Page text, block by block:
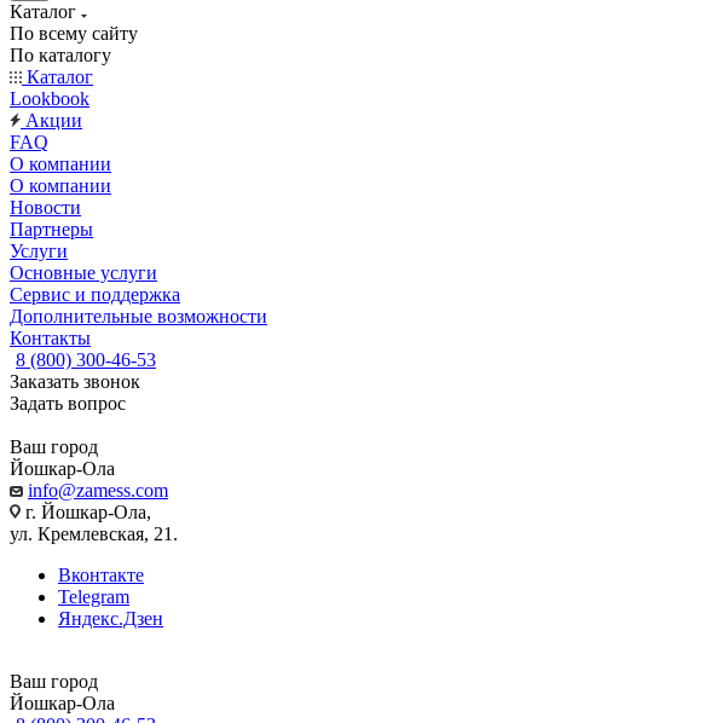
Каталог
По всему сайту
По каталогу
Каталог
Lookbook
Акции
FAQ
О компании
О компании
Новости
Партнеры
Услуги
Основные услуги
Сервис и поддержка
Дополнительные возможности
Контакты
8 (800) 300-46-53
Заказать звонок
Задать вопрос
Ваш город
Йошкар-Ола
info@zamess.com
г. Йошкар-Ола,
ул. Кремлевская, 21.
Вконтакте
Telegram
Яндекс.Дзен
Ваш город
Йошкар-Ола